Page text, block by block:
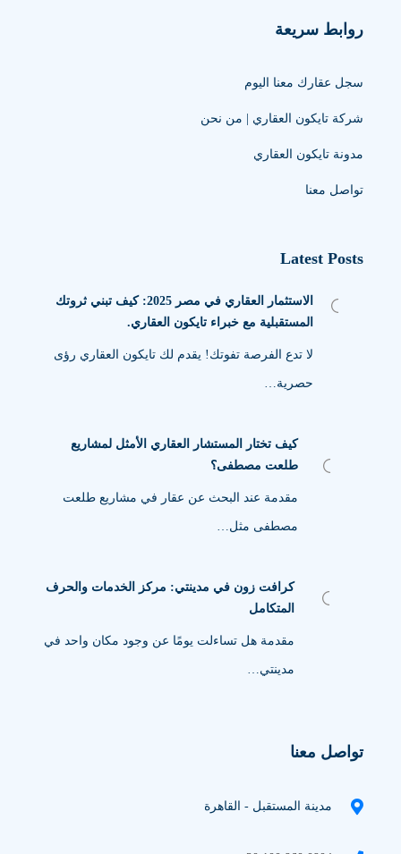
روابط سريعة
سجل عقارك معنا اليوم
شركة تايكون العقاري | من نحن
مدونة تايكون العقاري
تواصل معنا
Latest Posts
الاستثمار العقاري في مصر 2025: كيف تبني ثروتك
المستقبلية مع خبراء تايكون العقاري.
لا تدع الفرصة تفوتك! يقدم لك تايكون العقاري رؤى
حصرية…
كيف تختار المستشار العقاري الأمثل لمشاريع
طلعت مصطفى؟
مقدمة عند البحث عن عقار في مشاريع طلعت
مصطفى مثل…
كرافت زون في مدينتي: مركز الخدمات والحرف
المتكامل
مقدمة هل تساءلت يومًا عن وجود مكان واحد في
مدينتي…
تواصل معنا
مدينة المستقبل - القاهرة